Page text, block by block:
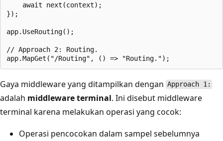
    await next(context);
});
app.UseRouting();
// Approach 2: Routing.
Gaya middleware yang ditampilkan dengan Approach 1:
adalah middleware terminal. Ini disebut middleware
terminal karena melakukan operasi yang cocok:
Operasi pencocokan dalam sampel sebelumnya